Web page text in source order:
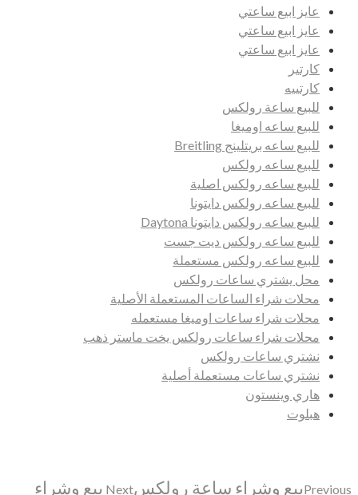
عايز ابيع ساعتي
عايز ابيع ساعتي
عايز ابيع ساعتي
كارتير
كارتييه
للبيع ساعة رولكس
للبيع ساعه اوميغا
للبيع ساعه بريتلينج Breitling
للبيع ساعه رولكس
للبيع ساعه رولكس اصلية
للبيع ساعه رولكس دايتونا
للبيع ساعه رولكس دايتونا Daytona
للبيع ساعه رولكس ديت جست
للبيع ساعه رولكس مستعملة
محل يشتري ساعات رولكس
محلات شراء الساعات المستعملة الأصلية
محلات شراء ساعات اوميغا مستعمله
محلات شراء ساعات رولكس يخت ماستر ذهب
نشتري ساعات رولكس
نشتري ساعات مستعملة أصلية
هاري وينستون
هبلوت
Previousبيع وشراء ساعة رولكسNext بيع وشراء